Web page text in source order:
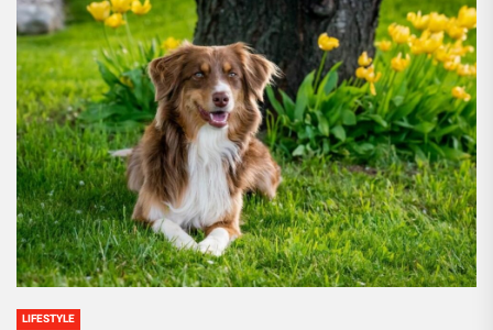
LIFESTYLE